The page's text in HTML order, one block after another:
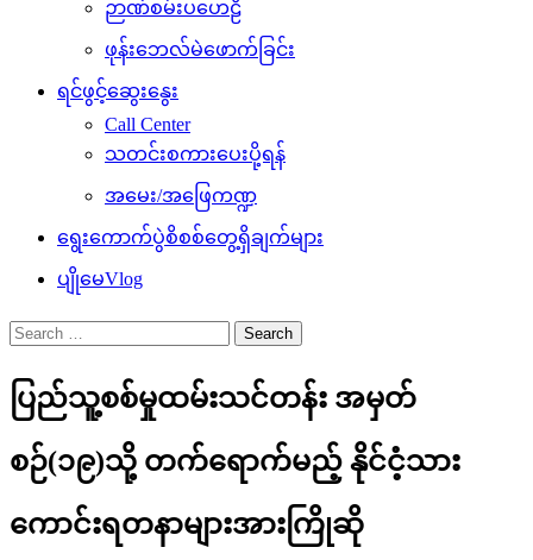
ဉာဏ်စမ်းပဟေဠိ
ဖုန်းဘေလ်မဲဖောက်ခြင်း
ရင်ဖွင့်ဆွေးနွေး
Call Center
သတင်းစကားပေးပို့ရန်
အမေး/အဖြေကဏ္ဍ
ရွေးကောက်ပွဲစိစစ်တွေ့ရှိချက်များ
ပျိုမေVlog
Search
for:
ပြည်သူ့စစ်မှုထမ်းသင်တန်း အမှတ်
စဉ်(၁၉)သို့ တက်ရောက်မည့် နိုင်ငံ့သား
ကောင်းရတနာများအားကြိုဆို